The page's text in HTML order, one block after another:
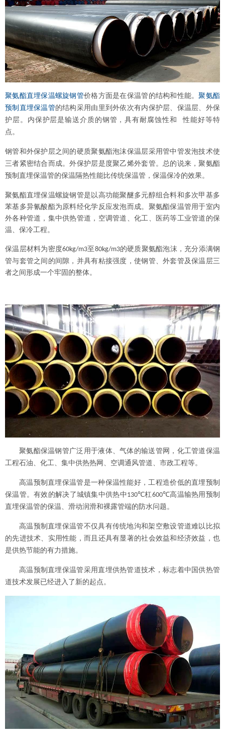
聚氨酯直埋保温螺旋钢管价格方面是在保温管的结构和性能。聚氨酯
预制直埋保温管的结构采用由里到外依次有内保护层、保温层、外保
护层。内保护层是输送介质的钢管，具有耐腐蚀性和
性能好等特
点。
钢管和外保护层之间的硬质聚氨酯泡沫保温层采用管中管发泡技术使
三者紧密结合而成。外保护层是度聚乙烯外套管。总的说来，聚氨酯
预制直埋保温管的保温隔热性能比传统保温管，保温保冷的效果。
聚氨酯直埋保温螺旋钢管是以高功能聚醚多元醇组合料和多次甲基多
苯基多异氰酸酯为原料经化学反应发泡而成。聚氨酯保温管用于室内
外各种管道，集中供热管道，空调管道、化工、医药等工业管道的保
温、保冷工程。
保温层材料为密度60kg/m3至80kg/m3的硬质聚氨酯泡沫，充分添满钢
管与套管之间的间隙，并具有粘接强度，使钢管、外套管及保温层三
者之间形成一个牢固的整体。
聚氨酯保温钢管广泛用于液体、气体的输送管网，化工管道保温
工程石油、化工、集中供热热网、空调通风管道、市政工程等。
高温预制直埋保温管是一种保温性能好，工程造价低的直埋预制
保温管。有效的解决了城镇集中供热中 130℃杠600℃高温输热用预制
直埋保温管的保温、滑动润滑和裸露管端的防水问题。
高温预制直埋保温管不仅具有传统地沟和架空敷设管道难以比拟
的先进技术、实用性能，而且还具有显著的社会效益和经济效益，也
是供热节能的有力措施。
高温预制直埋保温管采用直埋供热管道技术，标志着中国供热管
道技术发展已经进入了新的起点。